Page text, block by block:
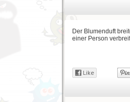
Der Blumenduft
einer Person